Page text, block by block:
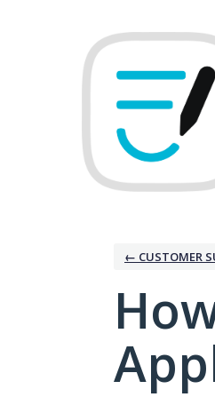
← CUSTOMER